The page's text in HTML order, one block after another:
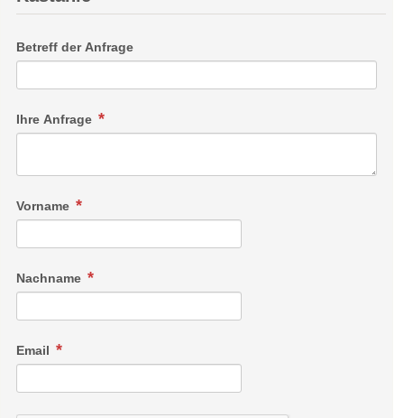
Betreff der Anfrage
Ihre Anfrage
Vorname
Nachname
Email